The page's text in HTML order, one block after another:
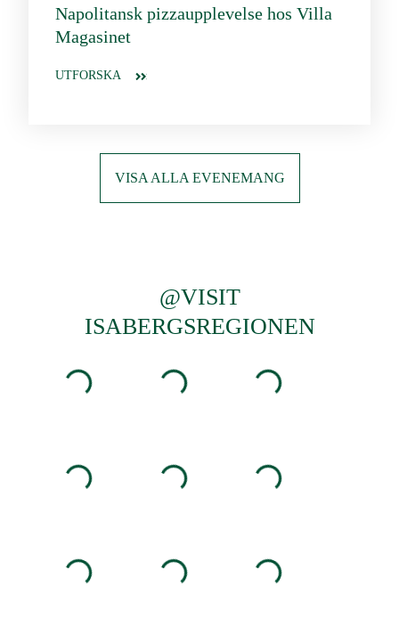
Napolitansk pizzaupplevelse hos Villa
Magasinet
UTFORSKA
VISA ALLA EVENEMANG
@VISIT
ISABERGSREGIONEN